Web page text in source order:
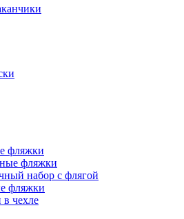
фляжки
фляжки
набор с флягой
фляжки
чехле